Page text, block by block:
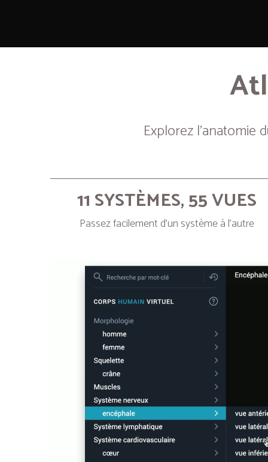
Explorez
11 SYSTÈMES, 55 VUES
Passez facilement d’un système à l’autre